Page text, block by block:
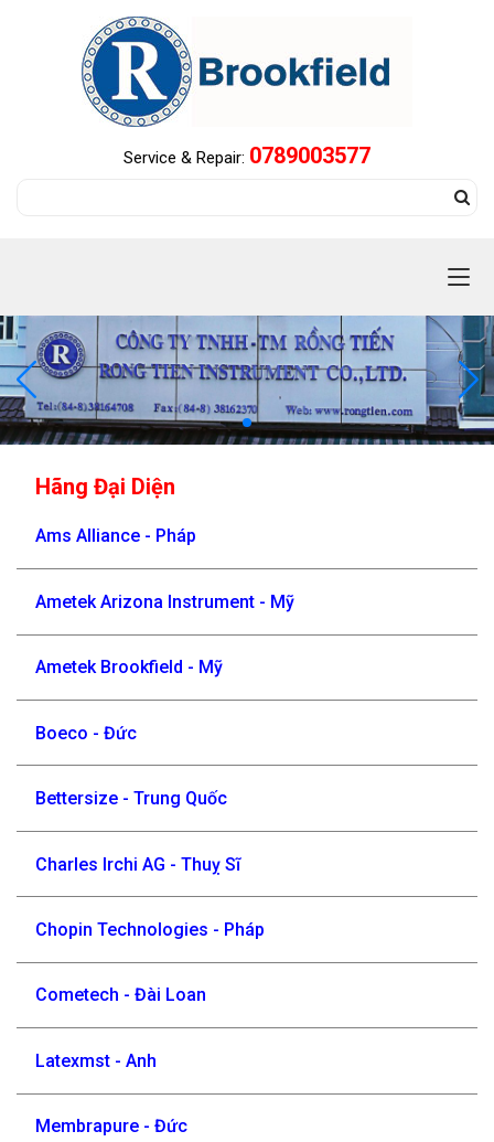
Service & Repair: 0789003577
Hãng Đại Diện
Ams Alliance - Pháp
Ametek Arizona Instrument - Mỹ
Ametek Brookfield - Mỹ
Boeco - Đức
Bettersize - Trung Quốc
Charles Irchi AG - Thuỵ Sĩ
Chopin Technologies - Pháp
Cometech - Đài Loan
Latexmst - Anh
Membrapure - Đức